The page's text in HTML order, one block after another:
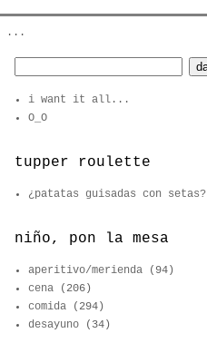
...
i want it all...
O_O
tupper roulette
¿patatas guisadas con setas?
niño, pon la mesa
aperitivo/merienda
(94)
cena
(206)
comida
(294)
desayuno
(34)